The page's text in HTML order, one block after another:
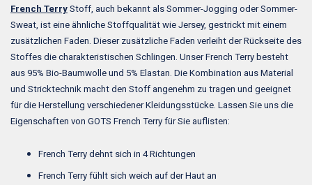
French Terry Stoff, auch bekannt als Sommer-Jogging oder Sommer-
Sweat, ist eine ähnliche Stoffqualität wie Jersey, gestrickt mit einem
zusätzlichen Faden. Dieser zusätzliche Faden verleiht der Rückseite des
Stoffes die charakteristischen Schlingen. Unser French Terry besteht
aus 95% Bio-Baumwolle und 5% Elastan. Die Kombination aus Material
und Stricktechnik macht den Stoff angenehm zu tragen und geeignet
für die Herstellung verschiedener Kleidungsstücke. Lassen Sie uns die
Eigenschaften von GOTS French Terry für Sie auflisten:
French Terry dehnt sich in 4 Richtungen
French Terry fühlt sich weich auf der Haut an